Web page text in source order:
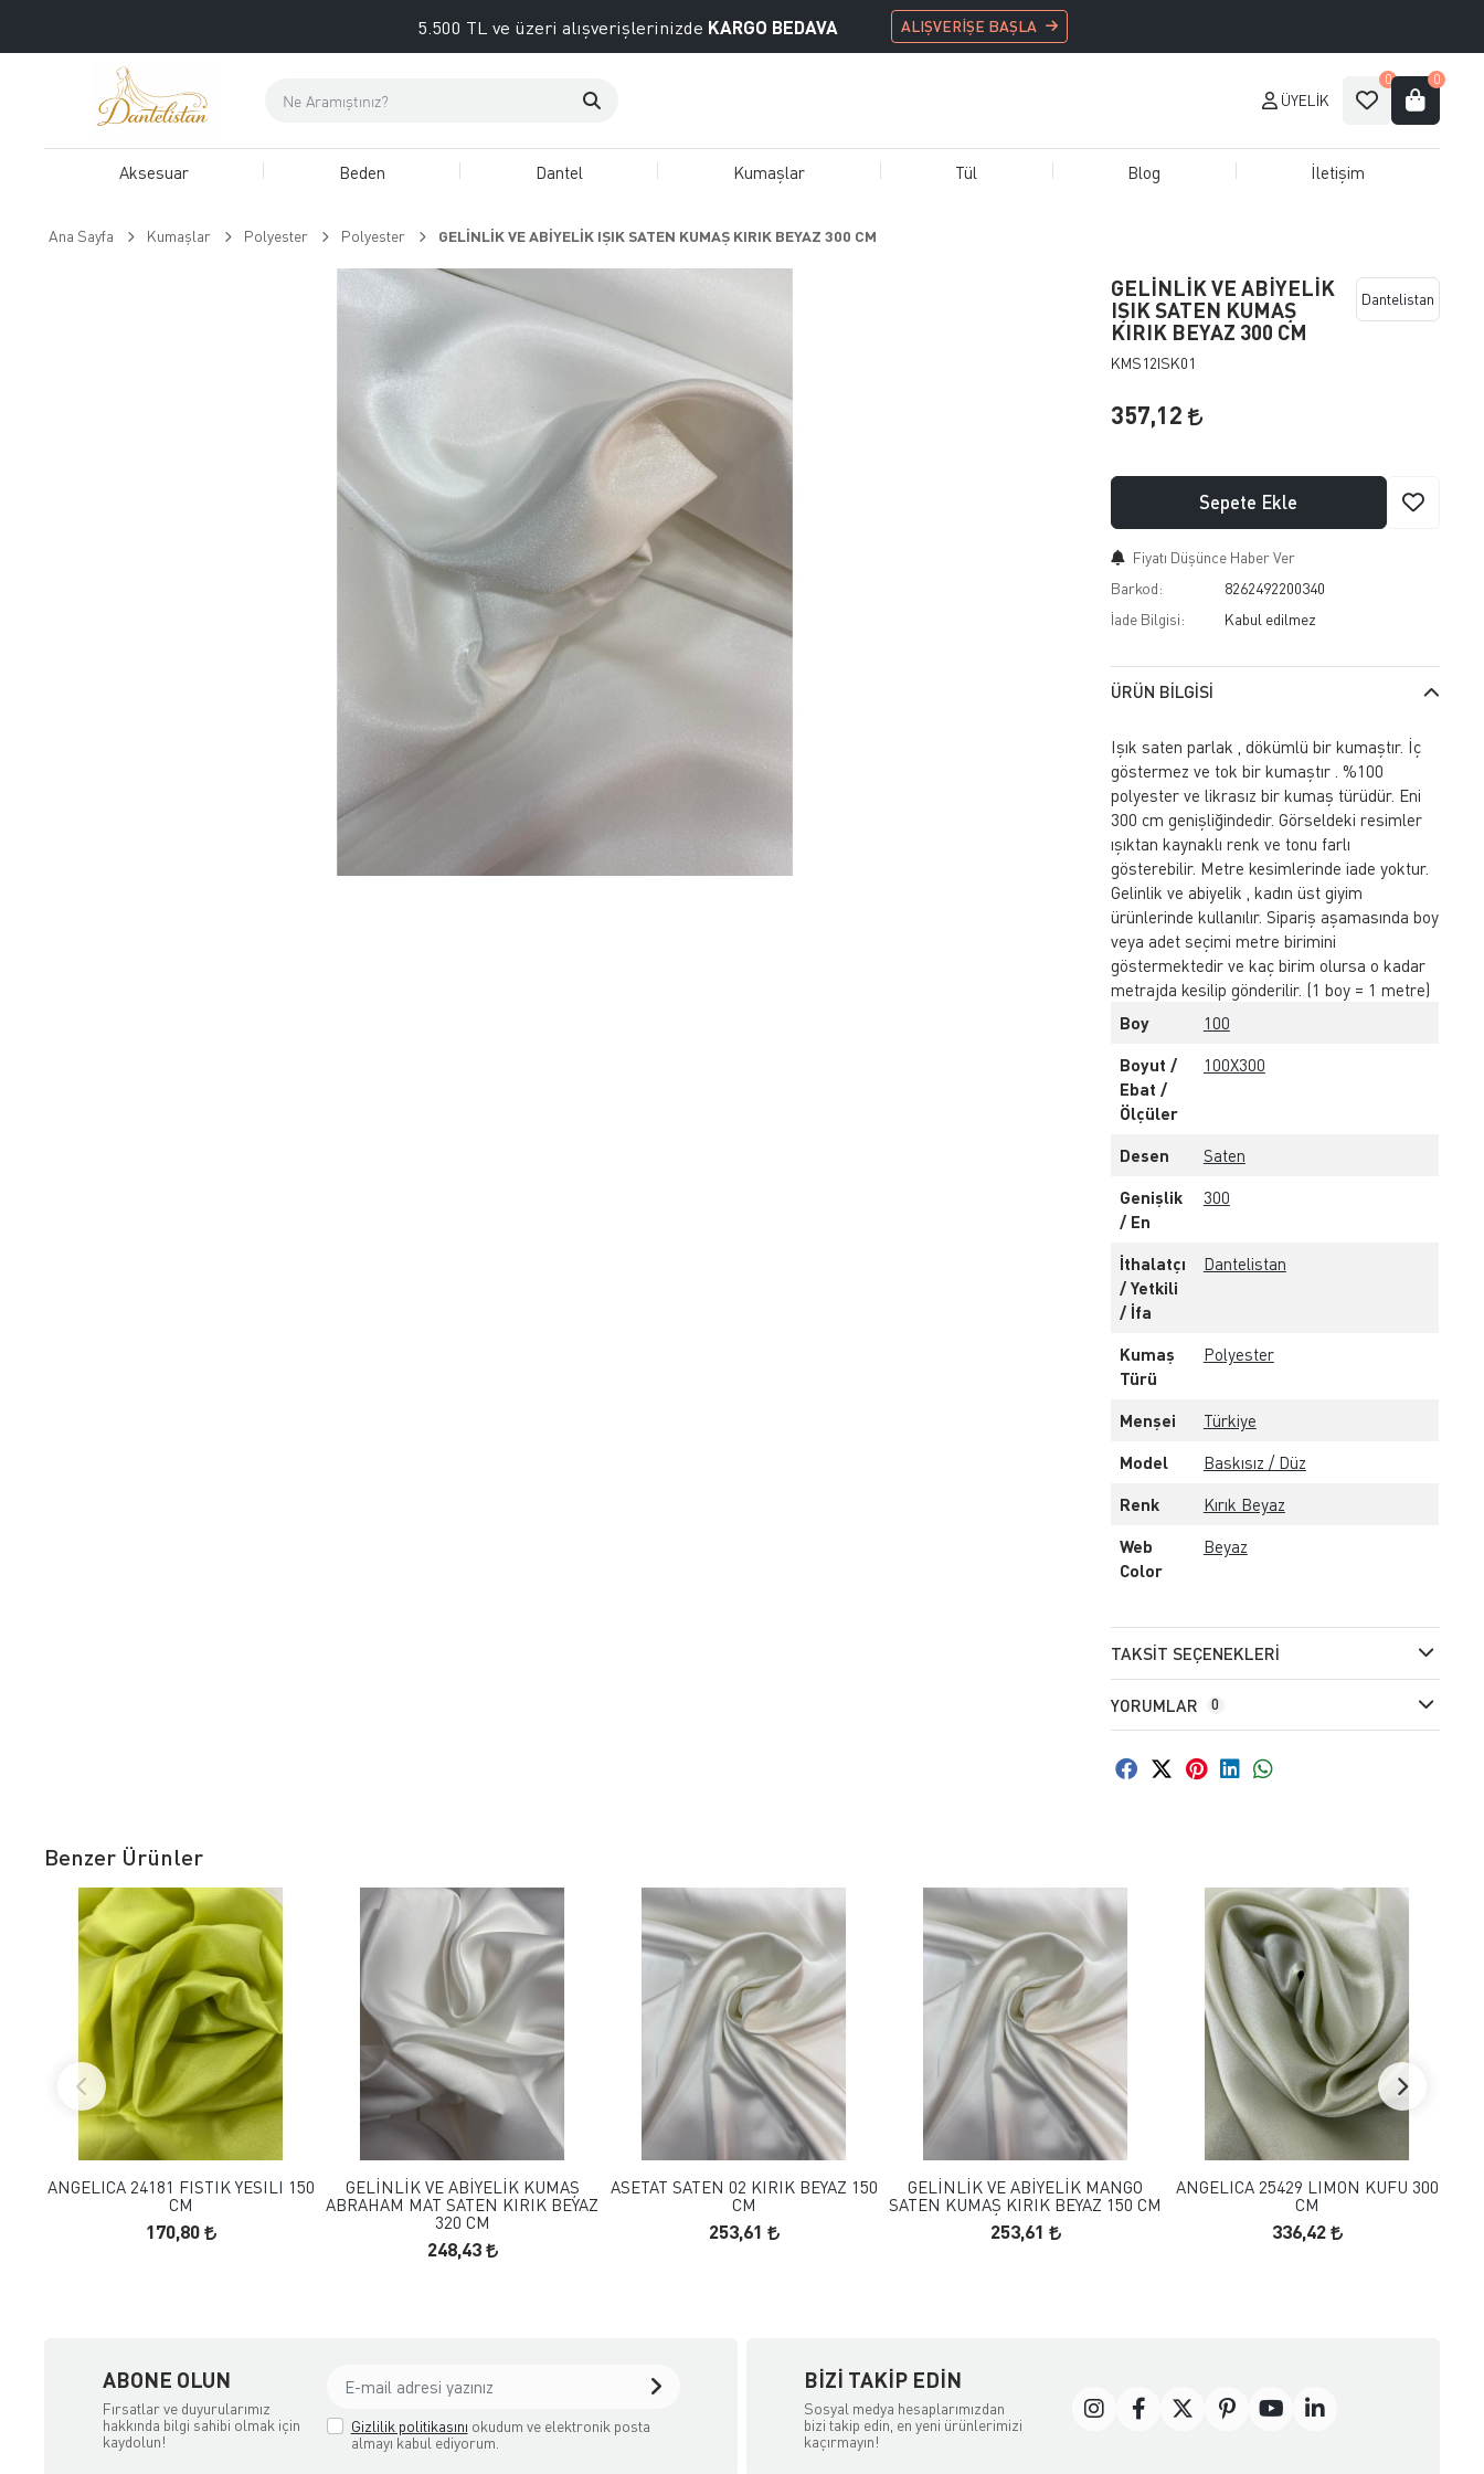
5.500 TL ve üzeri alışverişlerinizde KARGO BEDAVA ALIŞVERİŞE BAŞLA
ÜYELIK
0 0
Aksesuar Beden Dantel Kumaşlar Tül Blog İletişim
Ana Sayfa Kumaşlar Polyester Polyester GELİNLİK VE ABİYELİK IŞIK SATEN KUMAŞ KIRIK BEYAZ 300 CM
GELİNLİK VE ABİYELİK
IŞIK SATEN KUMAŞ
KIRIK BEYAZ 300 CM
KMS12ISK01
Dantelistan
357,12
Sepete Ekle
Fiyatı Düşünce Haber Ver
Barkod:
8262492200340
İade Bilgisi:
ÜRÜN BILGISI
Işık saten parlak , dökümlü bir kumaştır. İç
göstermez ve tok bir kumaştır . %100
polyester ve likrasız bir kumaş türüdür. Eni
300 cm genişliğindedir. Görseldeki resimler
ışıktan kaynaklı renk ve tonu farlı
gösterebilir. Metre kesimlerinde iade yoktur.
Gelinlik ve abiyelik , kadın üst giyim
ürünlerinde kullanılır. Sipariş aşamasında boy
veya adet seçimi metre birimini
göstermektedir ve kaç birim olursa o kadar
metrajda kesilip gönderilir. (1 boy = 1 metre)
Boy
100
Boyut /
Ebat /
Ölçüler
100X300
Desen Saten
Genişlik
/ En
300
İthalatçı
/ Yetkili
/ İfa
Dantelistan
Kumaş
Türü
Polyester
Menşei Türkiye
Model Baskısız / Düz
Renk Kırık Beyaz
Web
Color
Beyaz
TAKSIT SEÇENEKLERI
YORUMLAR 0
Benzer Ürünler
FAVORILERE EKLE
SEPETE EKLE
ANGELICA 24181 FISTIK YESILI 150
CM
170,80
FAVORILERE EKLE
GELİNLİK VE ABİYELİK KUMAŞ
ABRAHAM MAT SATEN KIRIK BEYAZ
320 CM
248,43
FAVORILERE EKLE
SEPETE EKLE
ASETAT SATEN 02 KIRIK BEYAZ 150
CM
253,61
FAVORILERE EKLE
SEPETE EKLE
GELİNLİK VE ABİYELİK MANGO
SATEN KUMAŞ KIRIK BEYAZ 150 CM
253,61
FAVORILERE EKLE
SEPETE EKLE
ANGELICA 25429 LIMON KUFU 300
CM
336,42
ABONE OLUN
Fırsatlar ve duyurularımız
hakkında bilgi sahibi olmak için
kaydolun!
Gizlilik politikasını okudum ve elektronik posta
almayı kabul ediyorum.
BIZI TAKIP EDIN
Sosyal medya hesaplarımızdan
bizi takip edin, en yeni ürünlerimizi
kaçırmayın!